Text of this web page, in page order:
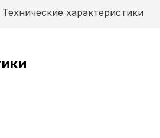
Технические характеристики